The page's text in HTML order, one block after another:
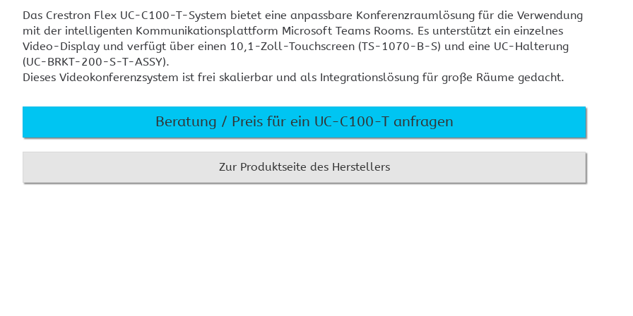
MENÜ AUSBLENDEN
Crestron im Konferenzraum Crestron Home Crestron Infinet ex Crestron DMPS3
KEF
Installationslautsprecher
Audio-Controller, DSP und
Verstärker
Sennheiser Mikrofone und
Crestron Raumbuchung
Anwesenheitssensoren
Crestron Raumbuchung
BARCO Clickshare CSE-800
BARCO Clickshare CX-20
BARCO Clickshare CX-50
Crestron AM-300
Crestron AM-3100-WF
Das Crestron Flex UC-C100-T-System bietet eine anpassbare Konferenzraumlösung für die Verwendung
mit der intelligenten Kommunikationsplattform Microsoft Teams Rooms. Es unterstützt ein einzelnes
Video-Display und verfügt über einen 10,1-Zoll-Touchscreen (TS-1070-B-S) und eine UC-Halterung
(UC-BRKT-200-S-T-ASSY).
Dieses Videokonferenzsystem ist frei skalierbar und als Integrationslösung für große Räume gedacht.
Beratung / Preis für ein UC-C100-T anfragen
Zur Produktseite des Herstellers